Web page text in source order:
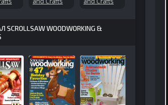
WOODWORKING &